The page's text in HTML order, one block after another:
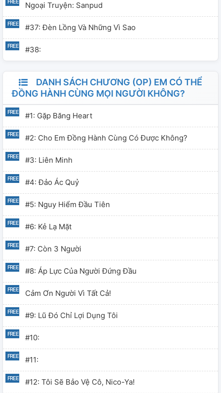
Ngoại Truyện: Sanpud
#37: Đèn Lồng Và Những Vì Sao
#38:
DANH SÁCH CHƯƠNG (OP) EM CÓ THỂ
ĐỒNG HÀNH CÙNG MỌI NGƯỜI KHÔNG?
#1: Gặp Băng Heart
#2: Cho Em Đồng Hành Cùng Có Được Không?
#3: Liên Minh
#4: Đảo Ác Quỷ
#5: Nguy Hiểm Đầu Tiên
#6: Kẻ Lạ Mặt
#7: Còn 3 Người
#8: Áp Lực Của Người Đứng Đầu
Cảm Ơn Người Vì Tất Cả!
#9: Lũ Đó Chỉ Lợi Dụng Tôi
#10:
#11:
#12: Tôi Sẽ Bảo Vệ Cô, Nico-Ya!